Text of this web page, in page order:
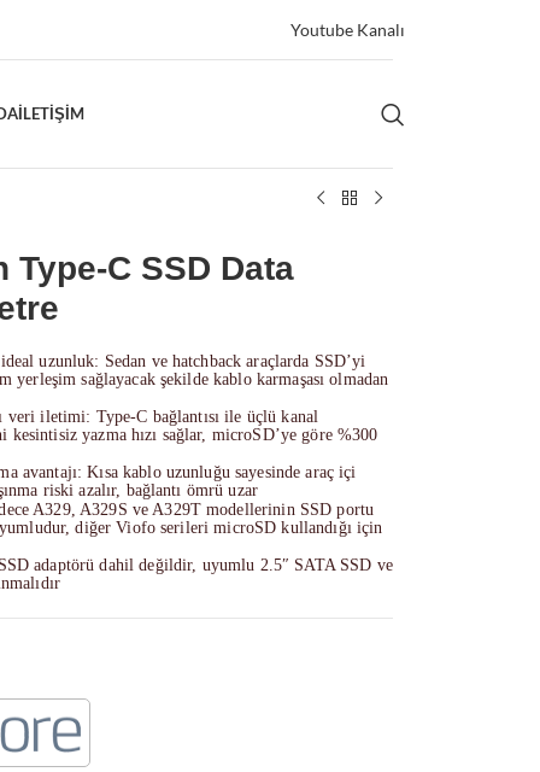
Youtube Kanalı
İLETIŞIM
Type-C SSD Data
uzunluk: Sedan ve hatchback araçlarda SSD’yi
yerleşim sağlayacak şekilde kablo karmaşası olmadan
veri iletimi: Type-C bağlantısı ile üçlü kanal
kesintisiz yazma hızı sağlar, microSD’ye göre %300
avantajı: Kısa kablo uzunluğu sayesinde araç içi
riski azalır, bağlantı ömrü uzar
A329, A329S ve A329T modellerinin SSD portu
diğer Viofo serileri microSD kullandığı için
adaptörü dahil değildir, uyumlu 2.5″ SATA SSD ve